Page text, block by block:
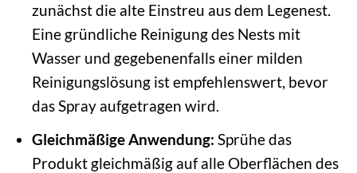
zunächst die alte Einstreu aus dem Legenest.
Eine gründliche Reinigung des Nests mit
Wasser und gegebenenfalls einer milden
Reinigungslösung ist empfehlenswert, bevor
das Spray aufgetragen wird.
Gleichmäßige Anwendung: Sprühe das
Produkt gleichmäßig auf alle Oberflächen des